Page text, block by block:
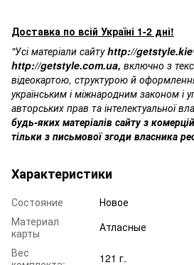
Доставка по всій Україні 1-2 дні!
"Усі матеріали сайтуhttp://
http://getstyle.com.ua, включно з
відеокартою, структурою й
українським і міжнародним законом і
авторських прав та інтелектуальної
будь-яких матеріалів сайту з
тільки з письмової згоди власника
Характеристики
Состояние
Новое
Материал
карты
Атласные
Вес
121 г.